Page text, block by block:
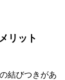
リット
結びつきがあ